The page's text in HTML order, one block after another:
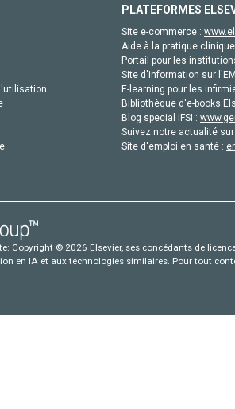
PLATEFORMES
Site e-commerce :
Aide à la pratique
Portail pour les
Site d'information sur
E-learning pour les
Bibliothèque d'e-books
Blog special IFSI :
Suivez notre actualité
Site d'emploi en santé :
Copyright © 2026 Elsevier, ses concédants de
en IA et aux technologies similaires. Pour tout